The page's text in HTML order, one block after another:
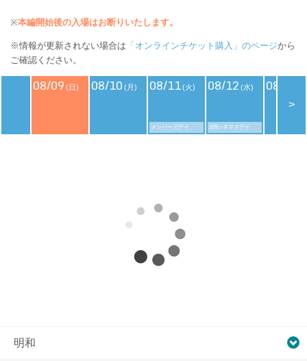
※本編開始後の入場はお断りいたします。
※情報が更新されない場合は 「オンラインチケット購入」のページから
ご確認ください。
08/09 (日) 08/10 (月) 08/11(火)
メンバーズデイ
08/12 (水)
109シネマズデイ
08/13
>
明和